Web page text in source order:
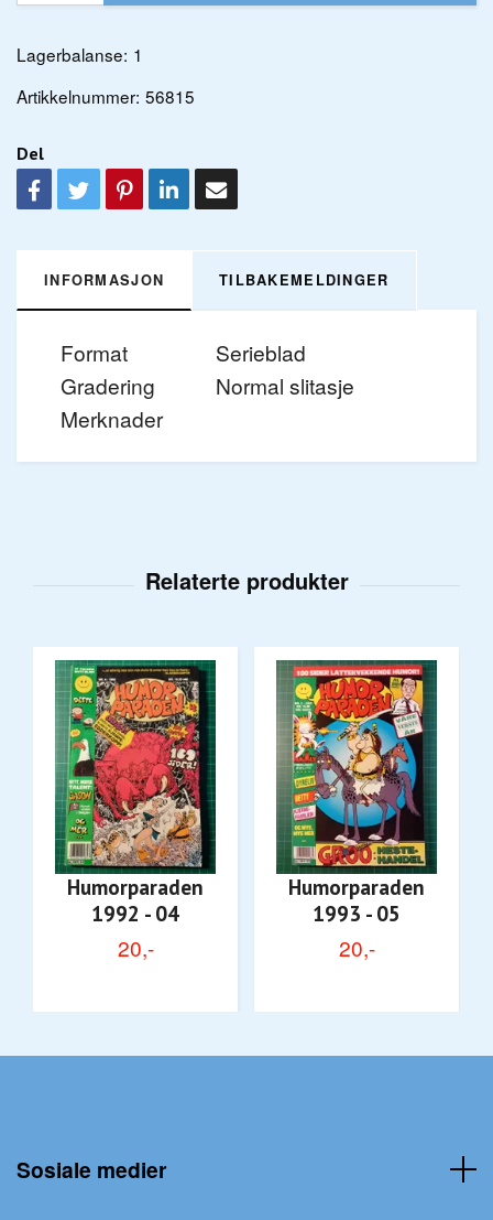
Lagerbalanse: 1
Artikkelnummer: 56815
Del
INFORMASJON TILBAKEMELDINGER
Format
Serieblad
Gradering
Normal slitasje
Merknader
Humorparaden
1992 - 04
20,-
Humorparaden
1993 - 05
20,-
Sosiale medier